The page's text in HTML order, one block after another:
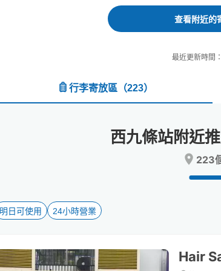
查看附近的
最近更新時間
行李寄放區 （223）
西九條站附近
223
明日可使用 24小時營業
Hair